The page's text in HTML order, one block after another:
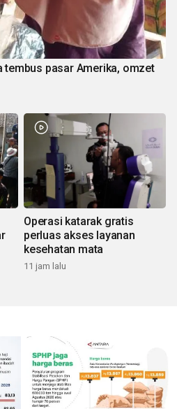
tembus pasar Amerika, omzet
Operasi katarak gratis
perluas akses layanan
kesehatan mata
11 jam lalu